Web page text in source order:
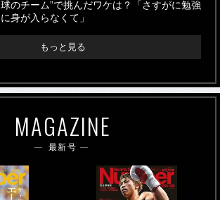
球のチーム”で挑んだワケは？「さすがに勉強
に身が入らなくて」
もっと見る
MAGAZINE
最新号